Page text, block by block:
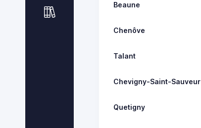
Beaune
Chenôve
Talant
Chevigny-Saint-Sauveur
Quetigny